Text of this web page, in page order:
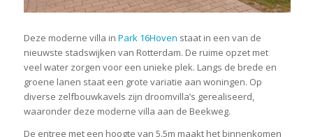
Deze moderne villa in Park 16Hoven staat in een van de
nieuwste stadswijken van Rotterdam. De ruime opzet met
veel water zorgen voor een unieke plek. Langs de brede en
groene lanen staat een grote variatie aan woningen. Op
diverse zelfbouwkavels zijn droomvilla’s gerealiseerd,
waaronder deze moderne villa aan de Beekweg.
De entree met een hoogte van 5.5m maakt het binnenkomen